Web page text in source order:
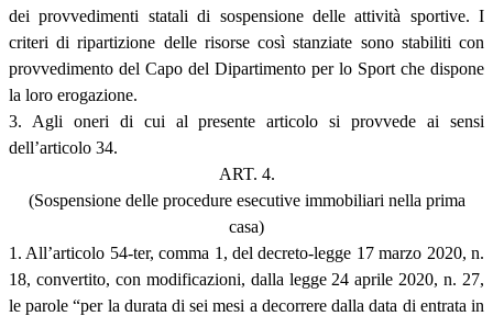
dei provvedimenti statali di sospensione delle attività sportive. I
criteri di ripartizione delle risorse così stanziate sono stabiliti con
provvedimento del Capo del Dipartimento per lo Sport che dispone
la loro erogazione.
3. Agli oneri di cui al presente articolo si provvede ai sensi
dell’articolo 34.
ART. 4.
(Sospensione delle procedure esecutive immobiliari nella prima
casa)
1. All’articolo 54-ter, comma 1, del decreto-legge 17 marzo 2020, n.
18, convertito, con modificazioni, dalla legge 24 aprile 2020, n. 27,
le parole “per la durata di sei mesi a decorrere dalla data di entrata in